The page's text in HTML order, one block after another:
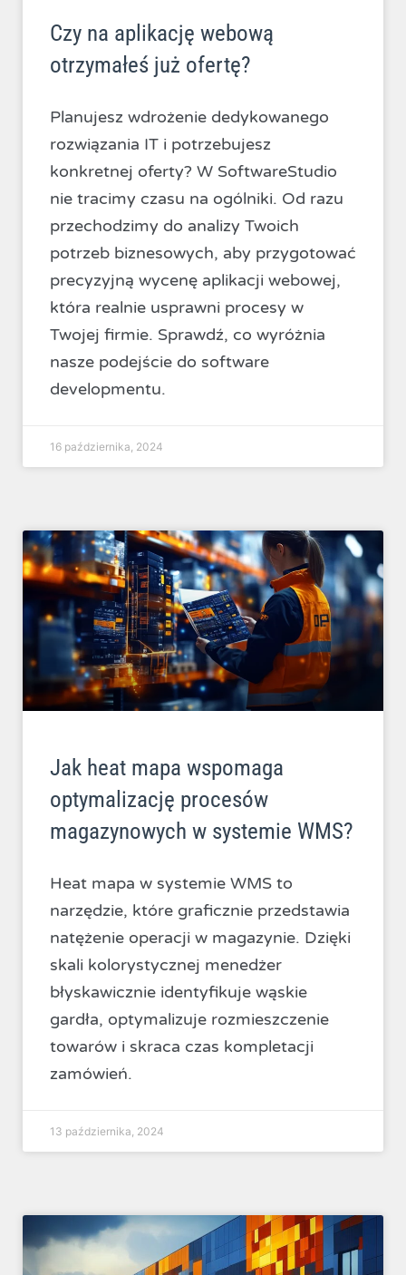
Czy na aplikację webową
otrzymałeś już ofertę?
Planujesz wdrożenie dedykowanego
rozwiązania IT i potrzebujesz
konkretnej oferty? W SoftwareStudio
nie tracimy czasu na ogólniki. Od razu
przechodzimy do analizy Twoich
potrzeb biznesowych, aby przygotować
precyzyjną wycenę aplikacji webowej,
która realnie usprawni procesy w
Twojej firmie. Sprawdź, co wyróżnia
nasze podejście do software
developmentu.
16 października, 2024
Jak heat mapa wspomaga
optymalizację procesów
magazynowych w systemie WMS?
Heat mapa w systemie WMS to
narzędzie, które graficznie przedstawia
natężenie operacji w magazynie. Dzięki
skali kolorystycznej menedżer
błyskawicznie identyfikuje wąskie
gardła, optymalizuje rozmieszczenie
towarów i skraca czas kompletacji
zamówień.
13 października, 2024